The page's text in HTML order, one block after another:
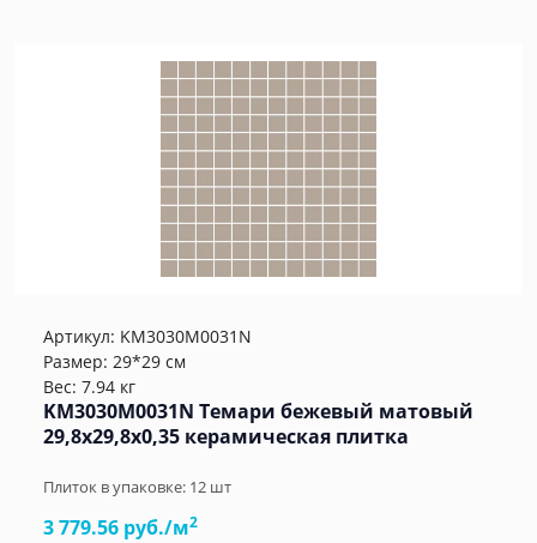
Артикул: KM3030M0031N
Размер: 29*29 см
Вес: 7.94 кг
KM3030M0031N Темари бежевый матовый
29,8x29,8x0,35 керамическая плитка
Плиток в упаковке: 12 шт
3 779.56 руб./м2